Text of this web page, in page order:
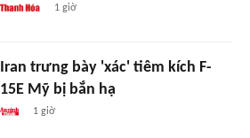
1 giờ
Iran trưng bày 'xác' tiêm kích F-
15E Mỹ bị bắn hạ
1 giờ